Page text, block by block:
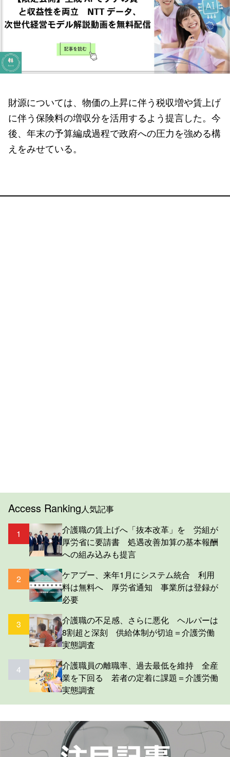
財源については、物価の上昇に伴う税収増や賃上げ
に伴う保険料の増収分を活用するよう提言した。今
後、年末の予算編成過程で政府への圧力を強める構
えをみせている。
Access Ranking人気記事
1
介護職の賃上げへ「抜本改革」を 労組が
厚労省に要請書 処遇改善加算の基本報酬
への組み込みも提言
2
ケアプー、来年1月にシステム統合 利用
料は無料へ 厚労省通知 事業所は登録が
必要
3
介護職の不足感、さらに悪化 ヘルパーは
8割超と深刻 供給体制が切迫＝介護労働
実態調査
4
介護職員の離職率、過去最低を維持 全産
業を下回る 若者の定着に課題＝介護労働
実態調査